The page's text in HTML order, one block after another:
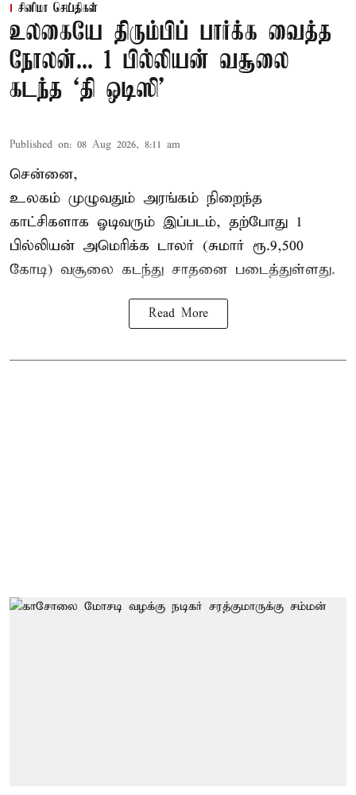
சினிமா செய்திகள்
உலகையே திரும்பிப் பார்க்க வைத்த
நோலன்... 1 பில்லியன் வசூலை
கடந்த ‘தி ஒடிஸி’
Published on: 08 Aug 2026, 8:11 am
சென்னை,
உலகம் முழுவதும் அரங்கம் நிறைந்த
காட்சிகளாக ஓடிவரும் இப்படம், தற்போது 1
பில்லியன் அமெரிக்க டாலர் (சுமார் ரூ.9,500
கோடி) வசூலை கடந்து சாதனை படைத்துள்ளது.
Read More